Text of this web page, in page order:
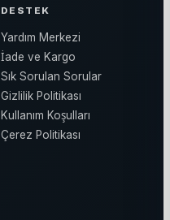
DESTEK
Yardım Merkezi
İade ve Kargo
Sık Sorulan Sorular
Gizlilik Politikası
Kullanım Koşulları
Çerez Politikası